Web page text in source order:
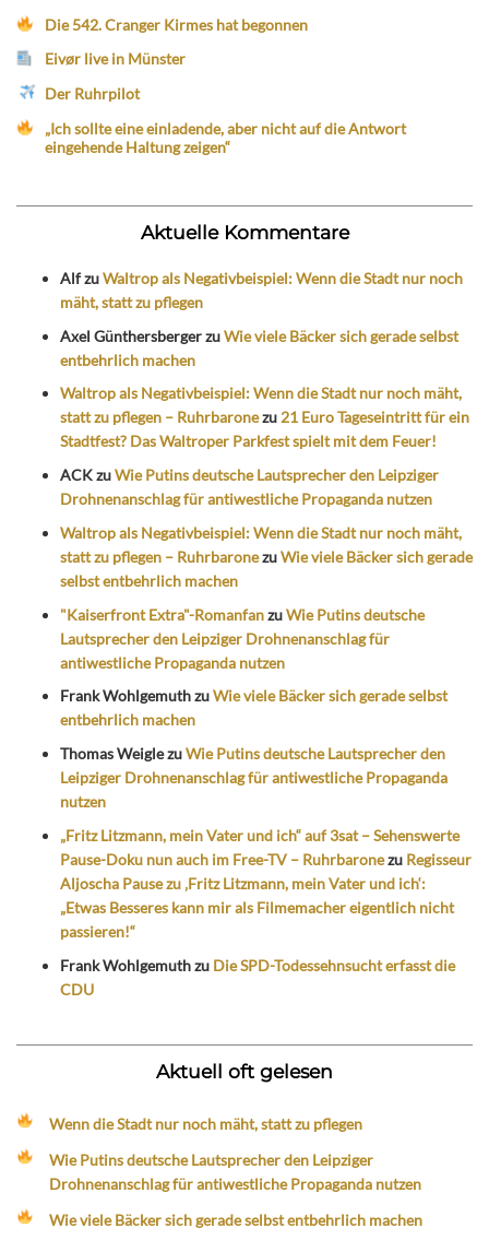
Die 542. Cranger Kirmes hat begonnen
Eivør live in Münster
Der Ruhrpilot
„Ich sollte eine einladende, aber nicht auf die Antwort
eingehende Haltung zeigen“
Aktuelle Kommentare
AlfzuWaltrop als Negativbeispiel: Wenn die Stadt nur noch
mäht, statt zu pflegen
Axel GünthersbergerzuWie viele Bäcker sich gerade selbst
entbehrlich machen
Waltrop als Negativbeispiel: Wenn die Stadt nur noch mäht,
statt zu pflegen – Ruhrbaronezu 21 Euro Tageseintritt für ein
Stadtfest? Das Waltroper Parkfest spielt mit dem Feuer!
ACKzuWie Putins deutsche Lautsprecher den Leipziger
Drohnenanschlag für antiwestliche Propaganda nutzen
Waltrop als Negativbeispiel: Wenn die Stadt nur noch mäht,
statt zu pflegen – RuhrbaronezuWie viele Bäcker sich gerade
selbst entbehrlich machen
"Kaiserfront Extra"-RomanfanzuWie Putins deutsche
Lautsprecher den Leipziger Drohnenanschlag für
antiwestliche Propaganda nutzen
Frank WohlgemuthzuWie viele Bäcker sich gerade selbst
entbehrlich machen
Thomas WeiglezuWie Putins deutsche Lautsprecher den
Leipziger Drohnenanschlag für antiwestliche Propaganda
nutzen
„Fritz Litzmann, mein Vater und ich“ auf 3sat – Sehenswerte
Pause-Doku nun auch im Free-TV – Ruhrbaronezu Regisseur
Aljoscha Pause zu ‚Fritz Litzmann, mein Vater und ich‘:
„Etwas Besseres kann mir als Filmemacher eigentlich nicht
passieren!“
Frank Wohlgemuthzu Die SPD-Todessehnsucht erfasst die
CDU
Aktuell oft gelesen
Wenn die Stadt nur noch mäht, statt zu pflegen
Wie Putins deutsche Lautsprecher den Leipziger
Drohnenanschlag für antiwestliche Propaganda nutzen
Wie viele Bäcker sich gerade selbst entbehrlich machen